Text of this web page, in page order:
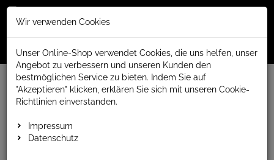
Menü
Weiter einkaufen www.anapont.eu
Badheizkörper
Design Badheizkörper
Wir verwenden Cookies
Unser Online-Shop verwendet Cookies, die uns helfen, unser
Angebot zu verbessern und unseren Kunden den
bestmöglichen Service zu bieten. Indem Sie auf
"Akzeptieren" klicken, erklären Sie sich mit unseren Cookie-
Richtlinien einverstanden.
Impressum
Datenschutz